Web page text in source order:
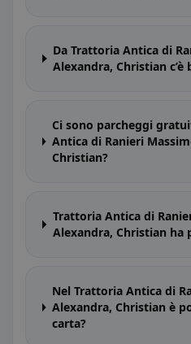
Da Trattoria Antica di
Alexandra, Christian c’è
Ci sono parcheggi
Antica di Ranieri
Christian?
Trattoria Antica di
Alexandra, Christian ha
Nel Trattoria Antica di
Alexandra, Christian è
carta?